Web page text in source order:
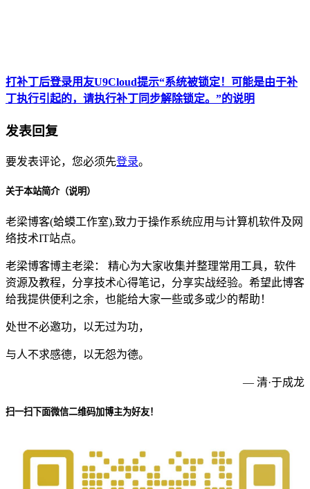
打补丁后登录用友U9Cloud提示“系统被锁定！可能是由于补
丁执行引起的，请执行补丁同步解除锁定。”的说明
发表回复
要发表评论，您必须先登录。
关于本站简介（说明）
老梁博客(蛤蟆工作室),致力于操作系统应用与计算机软件及网
络技术IT站点。
老梁博客博主老梁： 精心为大家收集并整理常用工具，软件
资源及教程，分享技术心得笔记，分享实战经验。希望此博客
给我提供便利之余，也能给大家一些或多或少的帮助！
处世不必邀功，以无过为功，
与人不求感德，以无怨为德。
— 清·于成龙
扫一扫下面微信二维码加博主为好友！